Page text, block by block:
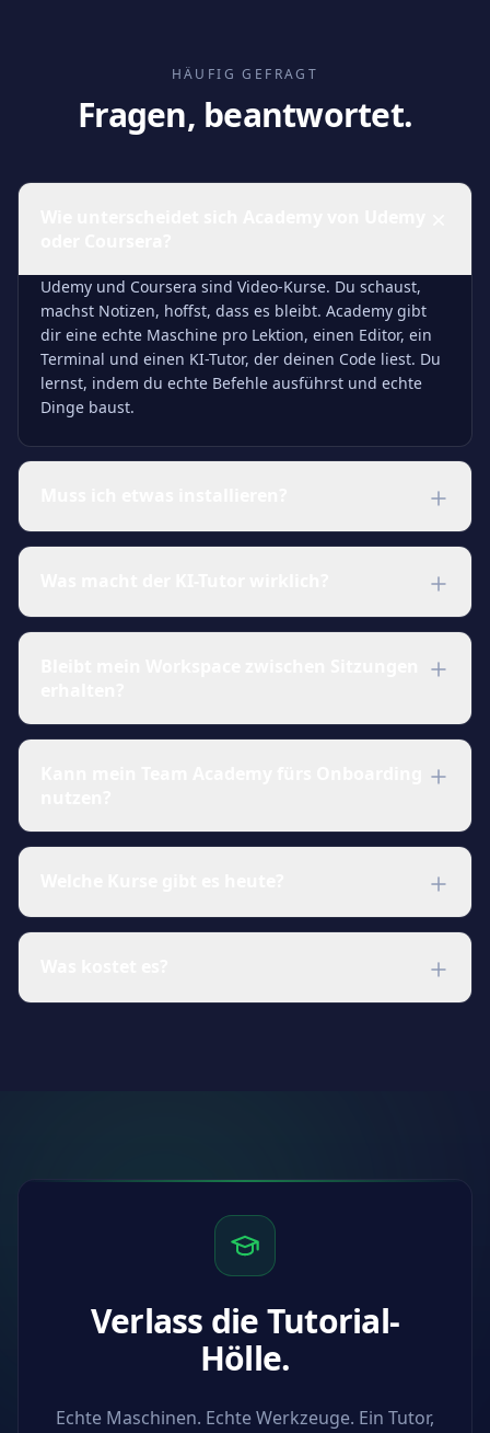
HÄUFIG GEFRAGT
Fragen, beantwortet.
Udemy und Coursera sind Video-Kurse. Du schaust,
machst Notizen, hoffst, dass es bleibt. Academy gibt
dir eine echte Maschine pro Lektion, einen Editor, ein
Terminal und einen KI-Tutor, der deinen Code liest. Du
lernst, indem du echte Befehle ausführst und echte
Dinge baust.
Nein. Einloggen, Kurs wählen, und dein Workspace
Funktioniert auf Mac, Windows, Linux und
Chromebooks.
Er sieht die Lektion, die Datei, die du editierst, und was
dich, aber er macht dich wieder flott.
Ja. Jede Einschreibung bekommt einen eigenen
Ja. Team-Accounts erlauben das Zuweisen von Kursen,
öffentliche Katalog). Ideal, um neue Hires auf einen
fremden Stack zu bringen.
Python, Go, Linux, Bash, Docker, Kubernetes,
wächst schnell. Sieh dir den Katalog nach dem Login
Verlass die Tutorial-
Hölle.
Echte Maschinen. Echte Werkzeuge. Ein Tutor,